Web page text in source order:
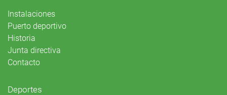
Instalaciones
Puerto deportivo
Historia
Junta directiva
Contacto
Deportes